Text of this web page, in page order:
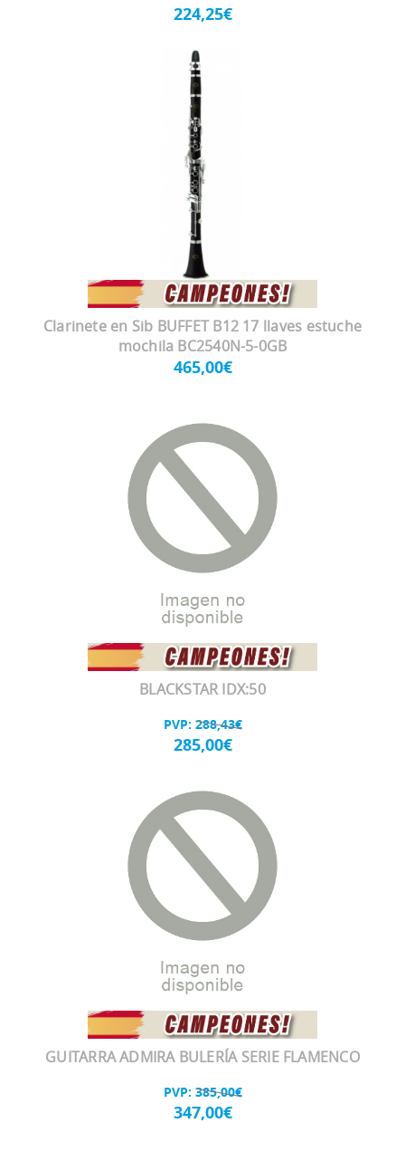
224,25€
Clarinete en Sib BUFFET B12 17 llaves estuche
mochila BC2540N-5-0GB
465,00€
BLACKSTAR IDX:50
PVP: 288,43€
285,00€
GUITARRA ADMIRA BULERÍA SERIE FLAMENCO
PVP: 385,00€
347,00€